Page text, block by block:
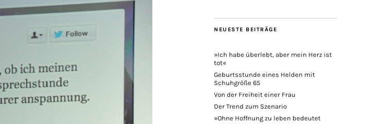
NEUESTE BEITRÄGE
»Ich habe überlebt, aber mein Herz ist
tot«
Geburtsstunde eines Helden mit
Schuhgröße 65
Von der Freiheit einer Frau
Der Trend zum Szenario
»Ohne Hoffnung zu leben bedeutet